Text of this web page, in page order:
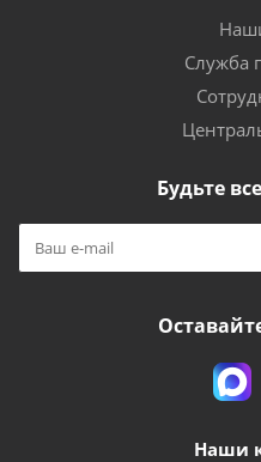
Служба
Будьте
Наши